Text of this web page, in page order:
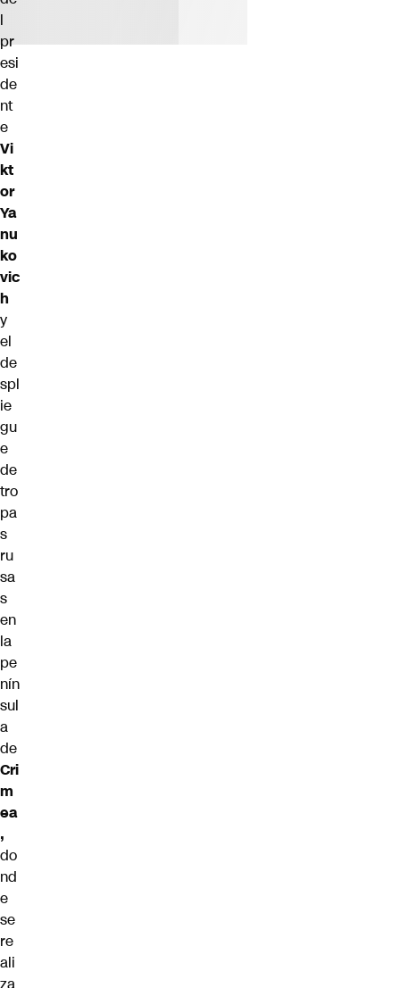
l
pr
esi
de
nt
e
Vi
kt
or
Ya
nu
ko
vic
h
y
el
de
spl
ie
gu
e
de
tro
pa
s
ru
sa
s
en
la
pe
nín
sul
a
de
Cri
m
ea
,
do
nd
e
se
re
ali
za